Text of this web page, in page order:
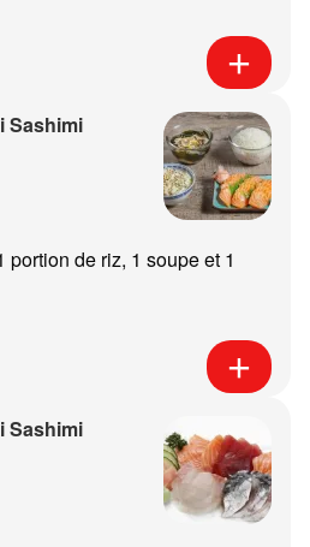
Sashimi
de riz, 1 soupe et 1
Sashimi